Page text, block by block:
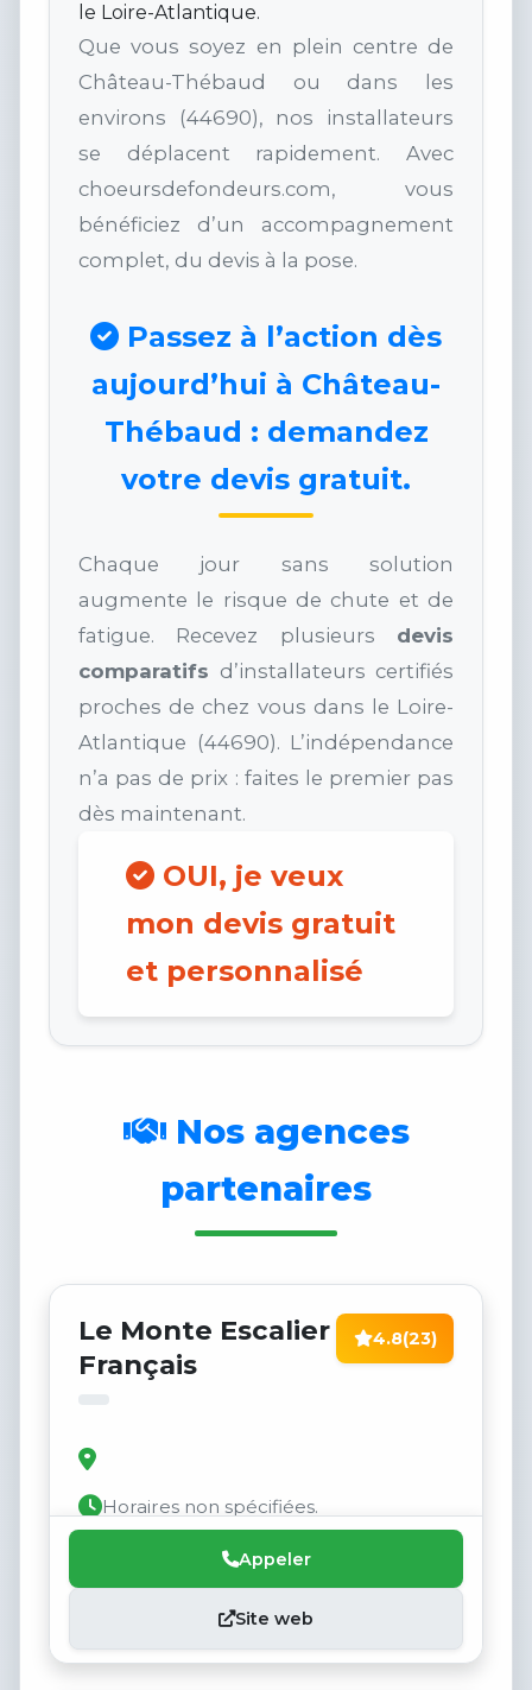
le Loire-Atlantique.
Que vous soyez en plein centre de
Château-Thébaud ou dans les
environs (44690), nos installateurs
se déplacent rapidement. Avec
choeursdefondeurs.com, vous
bénéficiez d’un accompagnement
complet, du devis à la pose.
Passez à l’action dès
aujourd’hui à Château-
Thébaud : demandez
votre devis gratuit.
Chaque jour sans solution
augmente le risque de chute et de
fatigue. Recevez plusieurs devis
comparatifs d’installateurs certifiés
proches de chez vous dans le Loire-
Atlantique (44690). L’indépendance
n’a pas de prix : faites le premier pas
dès maintenant.
OUI, je veux
mon devis gratuit
et personnalisé
Nos agences
partenaires
Le Monte Escalier
Français
4.8(23)
Horaires non spécifiées.
Appeler
Site web